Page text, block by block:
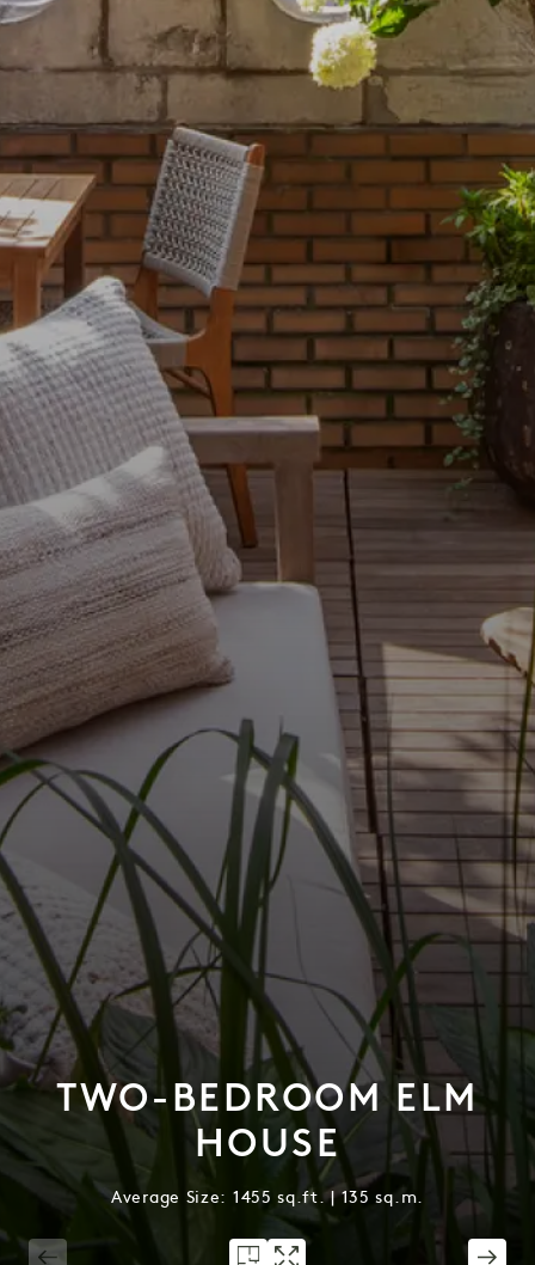
TWO-BEDROOM ELM
HOUSE
Average Size: 1455 sq.ft. | 135 sq.m.